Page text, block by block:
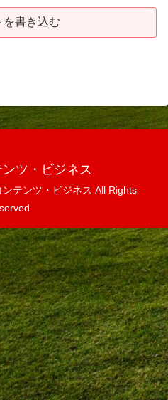
を書き込む
ツ・ビジネス
テンツ・ビジネス All Rights